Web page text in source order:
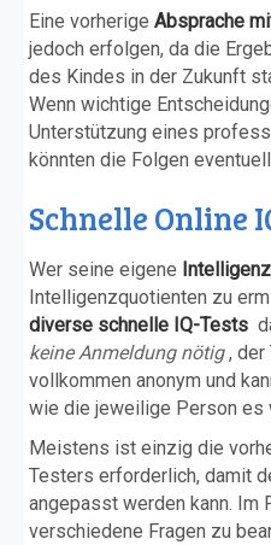
Eine vorherigeAbsprache
jedoch erfolgen, da die
des Kindes in der Zukunft
Wenn wichtige
Unterstützung eines
könnten die Folgen
Schnelle Online
Wer seine eigene
Intelligenzquotienten zu
diverse schnelle IQ-Tests
keine Anmeldung nötig ,
vollkommen anonym und
wie die jeweilige Person es
Meistens ist einzig die
Testers erforderlich, damit
angepasst werden kann. Im
verschiedene Fragen zu